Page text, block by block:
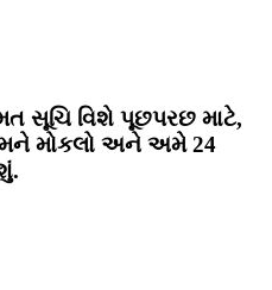
સૂચિ વિશે પૂછપરછ માટે,
મોકલો અને અમે 24